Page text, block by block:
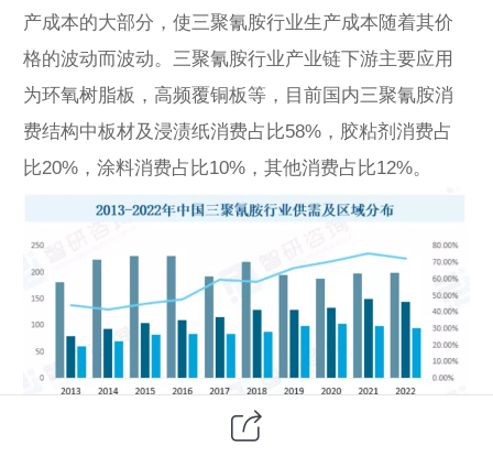
产成本的大部分，使三聚氰胺行业生产成本随着其价
格的波动而波动。三聚氰胺行业产业链下游主要应用
为环氧树脂板，高频覆铜板等，目前国内三聚氰胺消
费结构中板材及浸渍纸消费占比58%，胶粘剂消费占
比20%，涂料消费占比10%，其他消费占比12%。